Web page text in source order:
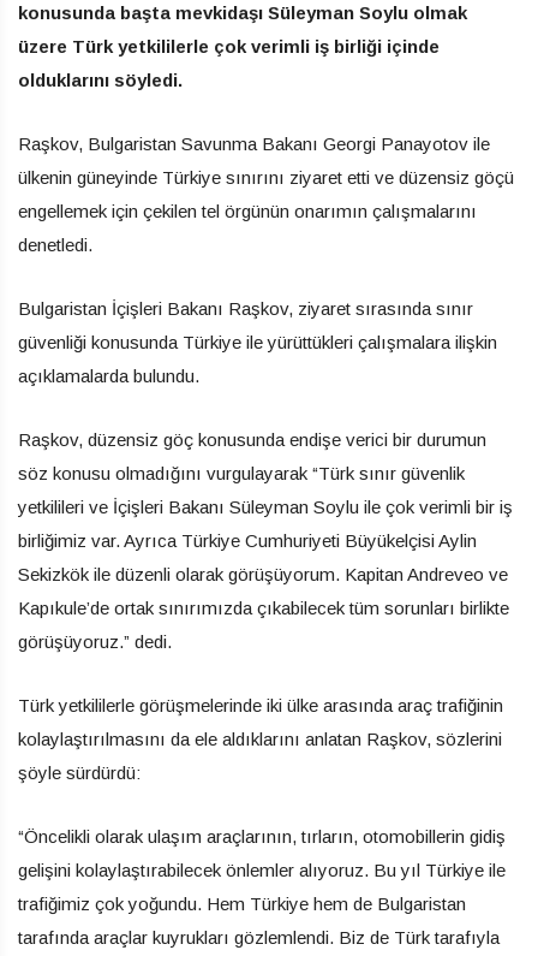
konusunda başta mevkidaşı Süleyman Soylu olmak
üzere Türk yetkililerle çok verimli iş birliği içinde
olduklarını söyledi.
Raşkov, Bulgaristan Savunma Bakanı Georgi Panayotov ile
ülkenin güneyinde Türkiye sınırını ziyaret etti ve düzensiz göçü
engellemek için çekilen tel örgünün onarımın çalışmalarını
denetledi.
Bulgaristan İçişleri Bakanı Raşkov, ziyaret sırasında sınır
güvenliği konusunda Türkiye ile yürüttükleri çalışmalara ilişkin
açıklamalarda bulundu.
Raşkov, düzensiz göç konusunda endişe verici bir durumun
söz konusu olmadığını vurgulayarak “Türk sınır güvenlik
yetkilileri ve İçişleri Bakanı Süleyman Soylu ile çok verimli bir iş
birliğimiz var. Ayrıca Türkiye Cumhuriyeti Büyükelçisi Aylin
Sekizkök ile düzenli olarak görüşüyorum. Kapitan Andreveo ve
Kapıkule’de ortak sınırımızda çıkabilecek tüm sorunları birlikte
görüşüyoruz.” dedi.
Türk yetkililerle görüşmelerinde iki ülke arasında araç trafiğinin
kolaylaştırılmasını da ele aldıklarını anlatan Raşkov, sözlerini
şöyle sürdürdü:
“Öncelikli olarak ulaşım araçlarının, tırların, otomobillerin gidiş
gelişini kolaylaştırabilecek önlemler alıyoruz. Bu yıl Türkiye ile
trafiğimiz çok yoğundu. Hem Türkiye hem de Bulgaristan
tarafında araçlar kuyrukları gözlemlendi. Biz de Türk tarafıyla